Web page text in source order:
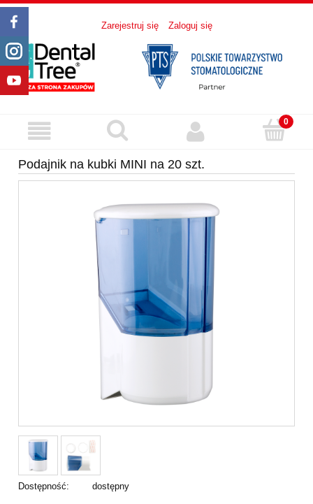
Zarejestruj się Zaloguj się
Podajnik na kubki MINI na 20 szt.
Dostępność: dostępny